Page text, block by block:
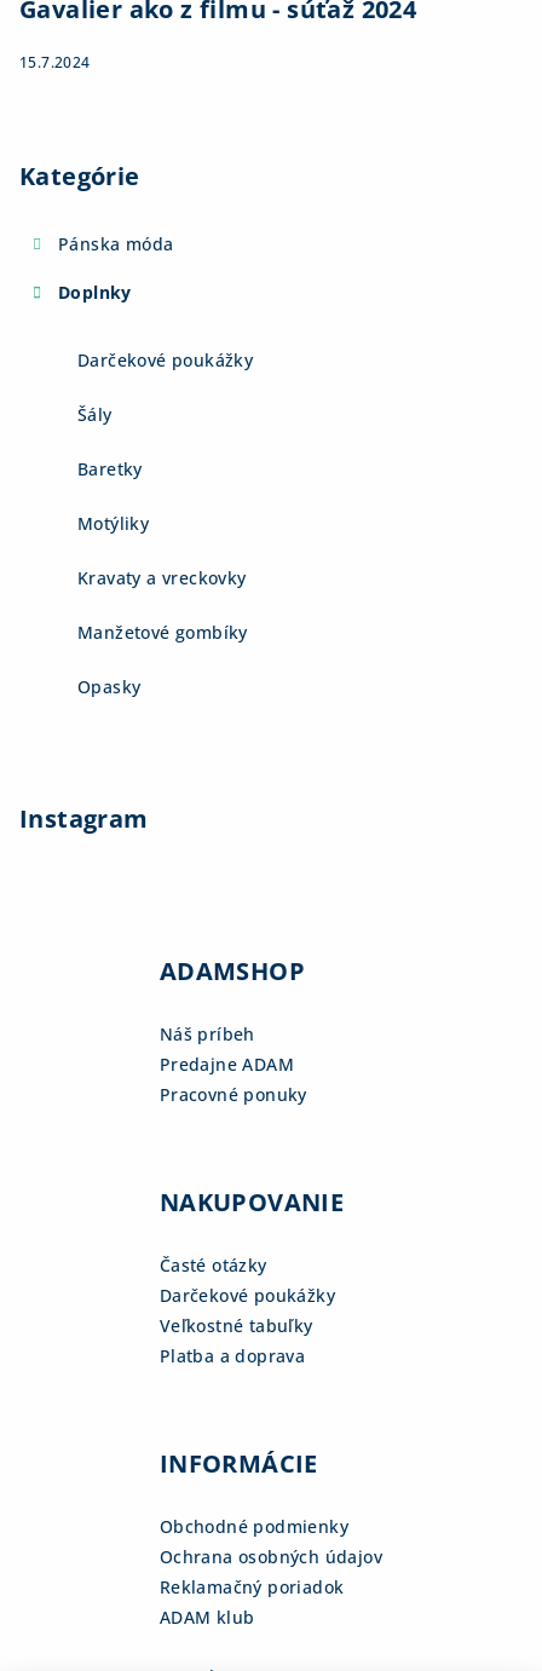
Gavalier ako z filmu - súťaž 2024
15.7.2024
Kategórie
Pánska móda
Doplnky
Darčekové poukážky
Šály
Baretky
Motýliky
Kravaty a vreckovky
Manžetové gombíky
Opasky
Instagram
ADAMSHOP
Náš príbeh
Predajne ADAM
Pracovné ponuky
NAKUPOVANIE
Časté otázky
Darčekové poukážky
Veľkostné tabuľky
Platba a doprava
INFORMÁCIE
Obchodné podmienky
Ochrana osobných údajov
Reklamačný poriadok
ADAM klub